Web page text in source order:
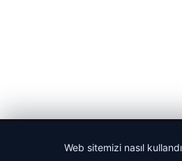
Web sitemizi nasıl